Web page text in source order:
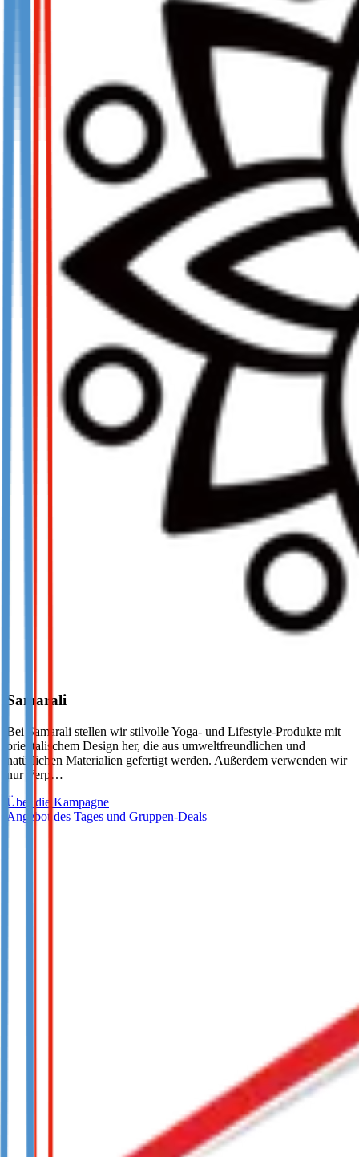
Samarali
Bei Samarali stellen wir stilvolle Yoga- und Lifestyle-Produkte mit
orientalischem Design her, die aus umweltfreundlichen und
natürlichen Materialien gefertigt werden. Außerdem verwenden wir
nur Verp…
Über die Kampagne
Angebot des Tages und Gruppen-Deals